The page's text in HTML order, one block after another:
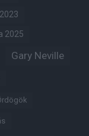
2025
Gary Neville